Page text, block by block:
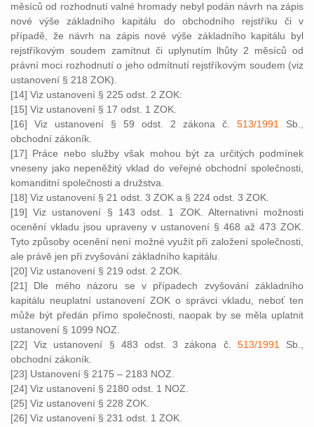
měsíců od rozhodnutí valné hromady nebyl podán návrh na zápis
nové výše základního kapitálu do obchodního rejstříku či v
případě, že návrh na zápis nové výše základního kapitálu byl
rejstříkovým soudem zamítnut či uplynutím lhůty 2 měsíců od
právní moci rozhodnutí o jeho odmítnutí rejstříkovým soudem (viz
ustanovení § 218 ZOK).
[14] Viz ustanovení § 225 odst. 2 ZOK:
[15] Viz ustanovení § 17 odst. 1 ZOK.
[16] Viz ustanovení § 59 odst. 2 zákona č. 513/1991
Sb.,
obchodní zákoník.
[17] Práce nebo služby však mohou být za určitých podmínek
vneseny jako nepeněžitý vklad do veřejné obchodní společnosti,
komanditní společnosti a družstva.
[18] Viz ustanovení § 21 odst. 3 ZOK a § 224 odst. 3 ZOK.
[19] Viz ustanovení § 143 odst. 1 ZOK. Alternativní možnosti
ocenění vkladu jsou upraveny v ustanovení § 468 až 473 ZOK.
Tyto způsoby ocenění není možné využít při založení společnosti,
ale právě jen při zvyšování základního kapitálu.
[20] Viz ustanovení § 219 odst. 2 ZOK.
[21] Dle mého názoru se v případech zvyšování základního
kapitálu neuplatní ustanovení ZOK o správci vkladu, neboť ten
může být předán přímo společnosti, naopak by se měla uplatnit
ustanovení § 1099 NOZ.
[22] Viz ustanovení § 483 odst. 3 zákona č. 513/1991
Sb.,
obchodní zákoník.
[23] Ustanovení § 2175 – 2183 NOZ.
[24] Viz ustanovení § 2180 odst. 1 NOZ.
[25] Viz ustanovení § 228 ZOK.
[26] Viz ustanovení § 231 odst. 1 ZOK.